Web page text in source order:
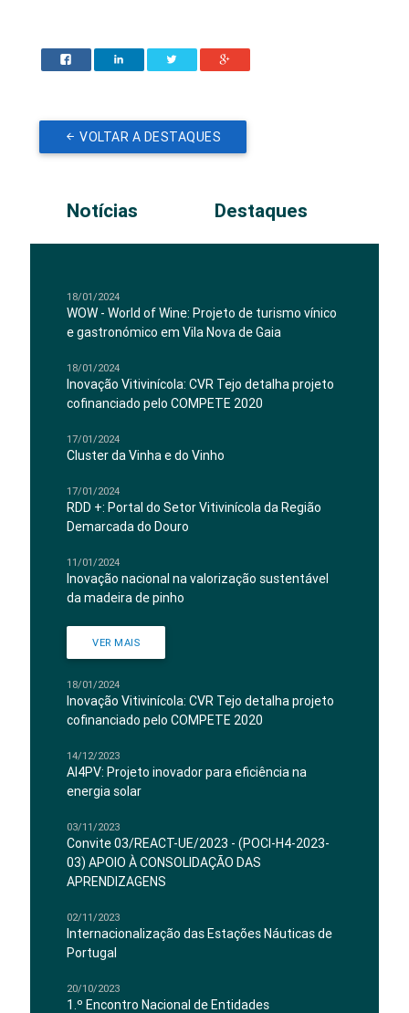
VOLTAR A DESTAQUES
Notícias Destaques
18/01/2024
WOW - World of Wine: Projeto de turismo vínico
e gastronómico em Vila Nova de Gaia
18/01/2024
Inovação Vitivinícola: CVR Tejo detalha projeto
cofinanciado pelo COMPETE 2020
17/01/2024
Cluster da Vinha e do Vinho
17/01/2024
RDD +: Portal do Setor Vitivinícola da Região
Demarcada do Douro
11/01/2024
Inovação nacional na valorização sustentável
da madeira de pinho
VER MAIS
18/01/2024
Inovação Vitivinícola: CVR Tejo detalha projeto
cofinanciado pelo COMPETE 2020
14/12/2023
AI4PV: Projeto inovador para eficiência na
energia solar
03/11/2023
Convite 03/REACT-UE/2023 - (POCI-H4-2023-
03) APOIO À CONSOLIDAÇÃO DAS
APRENDIZAGENS
02/11/2023
Internacionalização das Estações Náuticas de
Portugal
20/10/2023
1.º Encontro Nacional de Entidades